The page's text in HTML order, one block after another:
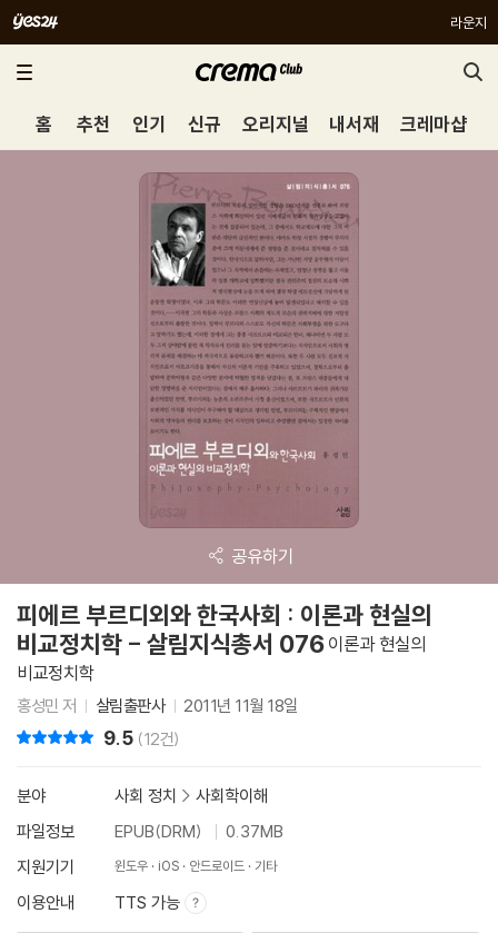
라운지
홈 추천 인기 신규 오리지널 내서재 크레마샵
공유하기
피에르 부르디외와 한국사회 : 이론과 현실의
비교정치학 - 살림지식총서 076 이론과 현실의
비교정치학
홍성민 저 살림출판사 2011년 11월 18일
9.5 (12건)
분야 사회 정치 > 사회학이해
파일정보
EPUB(DRM)
0.37MB
지원기기
윈도우 iOS 안드로이드 기타
이용안내 TTS 가능